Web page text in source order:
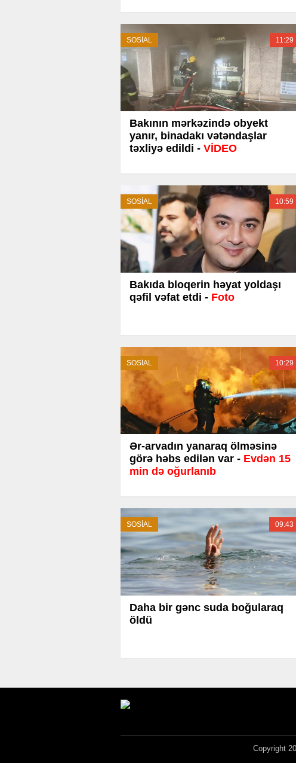
SOSİAL 11:29
Bakının mərkəzində obyekt
yanır, binadakı vətəndaşlar
təxliyə edildi - VİDEO
SOSİAL 10:59
Bakıda bloqerin həyat yoldaşı
qəfil vəfat etdi - Foto
SOSİAL 10:29
Ər-arvadın yanaraq ölməsinə
görə həbs edilən var - Evdən 15
min də oğurlanıb
SOSİAL 09:43
Daha bir gənc suda boğularaq
öldü
Copyright